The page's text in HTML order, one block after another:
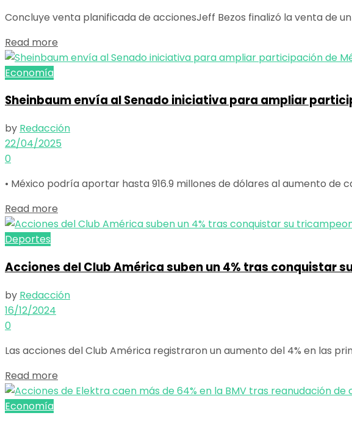
Concluye venta planificada de accionesJeff Bezos finalizó la venta de
Read more
Economía
Sheinbaum envía al Senado iniciativa para ampliar
by Redacción
22/04/2025
0
• México podría aportar hasta 916.9 millones de dólares al aumento de
Read more
Deportes
Acciones del Club América suben un 4% tras conquistar
by Redacción
16/12/2024
0
Las acciones del Club América registraron un aumento del 4% en las
Read more
Economía